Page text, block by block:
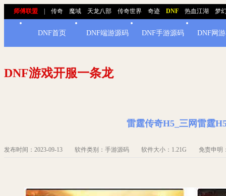
师傅联盟 传奇 魔域 天龙八部 传奇世界 奇迹 DNF 热血江湖 梦
DNF首页 DNF端游源码 DNF手游源码 DNF网
DNF游戏开服一条龙
雷霆传奇H5_三网雷霆
发布时间：2023-09-13 软件类别：手游源码 软件大小：1.21G 免责申明：